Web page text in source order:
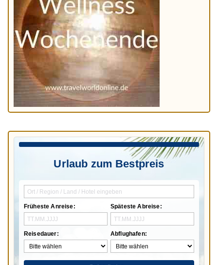
Urlaub zum Bestpreis
Früheste Anreise:
Reisedauer:
Späteste Abreise:
Abflughafen: